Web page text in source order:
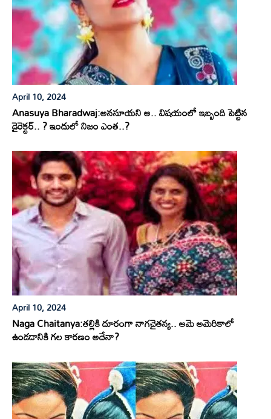
April 10, 2024
Anasuya Bharadwaj:అనసూయని ఆ.. విషయంలో ఇబ్బంది పెట్టిన
డైరెక్టర్.. ? ఇందులో నిజం ఎంత..?
April 10, 2024
Naga Chaitanya:తల్లికి దూరంగా నాగచైతన్య.. ఆమె అమెరికాలో
ఉండడానికి గల కారణం అదేనా?